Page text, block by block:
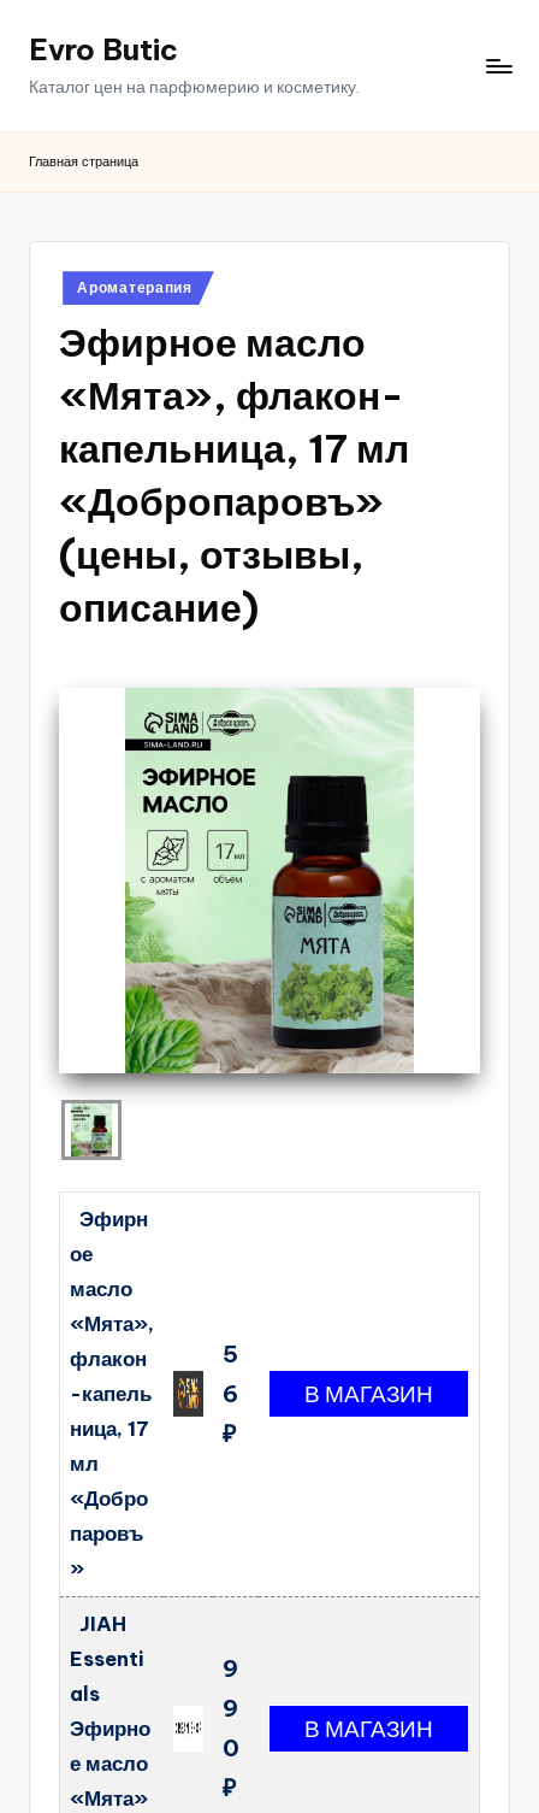
ПерейтиEvro Butic
Каталог цен на парфюмерию и косметику.
Главная страница
Опубликовано
в
Ароматерапия
Эфирное масло
«Мята», флакон-
капельница, 17 мл
«Добропаровъ»
(цены, отзывы,
описание)
Эфирн
ое
масло
«Мята»,
флакон
-капель
ница, 17
мл
«Добро
паровъ
»
5
6
₽
JIAH
Essenti
als
Эфирно
е масло
«Мята»
9
9
0
₽